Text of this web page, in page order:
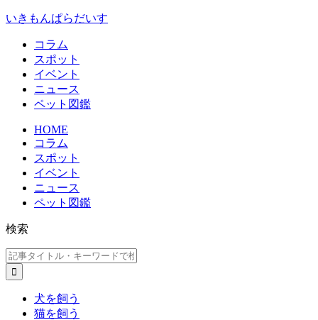
いきもんぱらだいす
コラム
スポット
イベント
ニュース
ペット図鑑
HOME
コラム
スポット
イベント
ニュース
ペット図鑑
検索
犬を飼う
猫を飼う